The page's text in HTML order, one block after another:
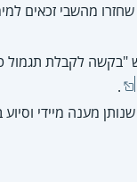
מהשבי זכאים
"בקשה לקבלת
.
שנותן מענה מיידי